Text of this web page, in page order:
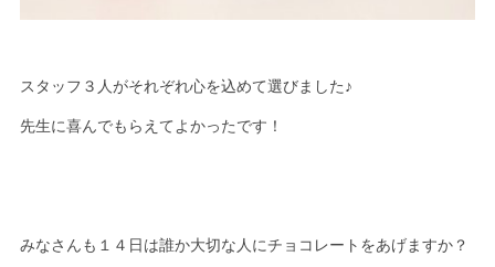
スタッフ３人がそれぞれ心を込めて選びました♪
先生に喜んでもらえてよかったです！
みなさんも１４日は誰か大切な人にチョコレートをあげますか？